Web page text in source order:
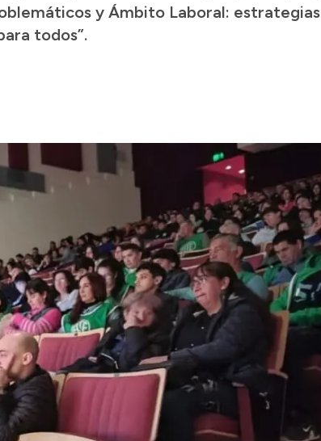
y Ámbito Laboral: estrategias
todos”.